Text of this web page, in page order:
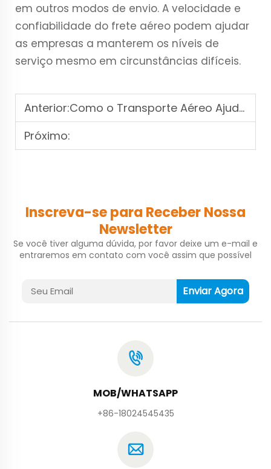
em outros modos de envio. A velocidade e
confiabilidade do frete aéreo podem ajudar
as empresas a manterem os níveis de
serviço mesmo em circunstâncias difíceis.
Anterior:Como o Transporte Aéreo Ajuda as Empresas a Economizar Tempo e Aumentar a Eficiência
Próximo:
Inscreva-se para Receber Nossa
Newsletter
Se você tiver alguma dúvida, por favor deixe um e-mail e
entraremos em contato com você assim que possível
Enviar Agora
MOB/WHATSAPP
+86-18024545435